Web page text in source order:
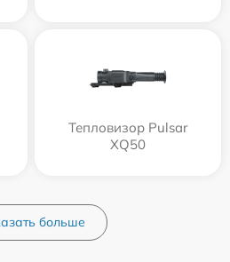
Тепловизор Pulsar
XQ50
больше